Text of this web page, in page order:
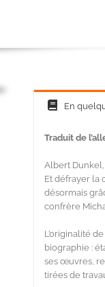
En
Traduit de
Albert
Et défrayer la
désormais
confrère
L’originalité
biographie :
ses œuvres,
tirées de